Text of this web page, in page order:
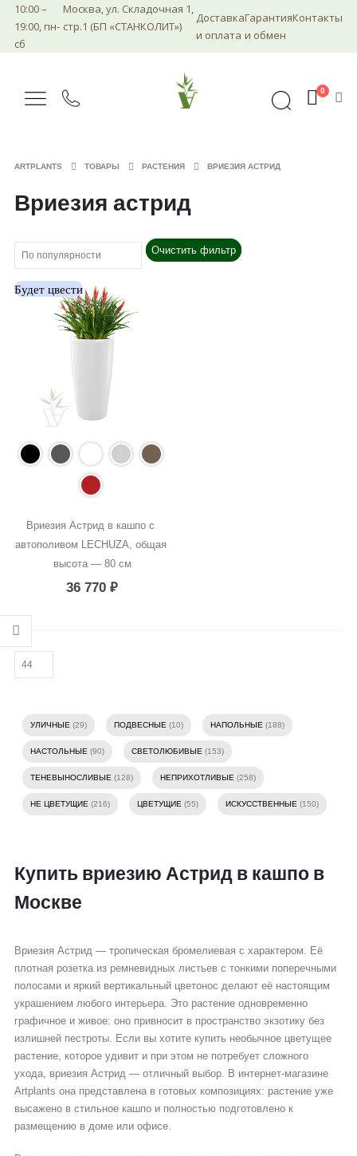
10:00 –
19:00, пн-
сб
Москва, ул. Складочная 1,
стр.1 (БП «СТАНКОЛИТ»)
Доставка
и оплата
Гарантия
и обмен
Контакты
0
ARTPLANTS ТОВАРЫ РАСТЕНИЯ ВРИЕЗИЯ АСТРИД
Вриезия астрид
Очистить фильтр
Будет цвести
Вриезия Астрид в кашпо с
автополивом LECHUZA, общая
высота — 80 см
36 770₽
УЛИЧНЫЕ(29) ПОДВЕСНЫЕ(10) НАПОЛЬНЫЕ(188)
НАСТОЛЬНЫЕ(90) СВЕТОЛЮБИВЫЕ(153)
ТЕНЕВЫНОСЛИВЫЕ(128) НЕПРИХОТЛИВЫЕ(258)
НЕ ЦВЕТУЩИЕ(216) ЦВЕТУЩИЕ(55) ИСКУССТВЕННЫЕ(150)
Купить вриезию Астрид в кашпо в
Москве
Вриезия Астрид — тропическая бромелиевая с характером. Её
плотная розетка из ремневидных листьев с тонкими поперечными
полосами и яркий вертикальный цветонос делают её настоящим
украшением любого интерьера. Это растение одновременно
графичное и живое: оно привносит в пространство экзотику без
излишней пестроты. Если вы хотите купить необычное цветущее
растение, которое удивит и при этом не потребует сложного
ухода, вриезия Астрид — отличный выбор. В интернет-магазине
Artplants она представлена в готовых композициях: растение уже
высажено в стильное кашпо и полностью подготовлено к
размещению в доме или офисе.